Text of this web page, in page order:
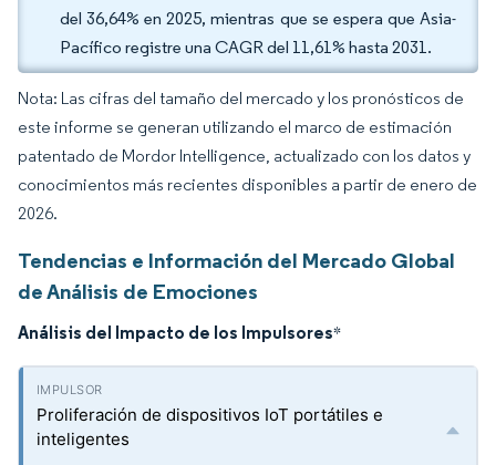
del 36,64% en 2025, mientras que se espera que Asia-
Pacífico registre una CAGR del 11,61% hasta 2031.
Nota: Las cifras del tamaño del mercado y los pronósticos de
este informe se generan utilizando el marco de estimación
patentado de Mordor Intelligence, actualizado con los datos y
conocimientos más recientes disponibles a partir de enero de
2026.
Tendencias e Información del Mercado Global
de Análisis de Emociones
Análisis del Impacto de los Impulsores*
Proliferación de dispositivos IoT portátiles e
inteligentes